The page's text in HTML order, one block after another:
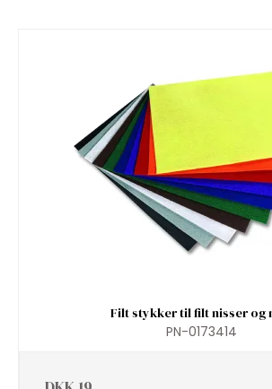
Filt stykker til filt nisser og
PN-0173414